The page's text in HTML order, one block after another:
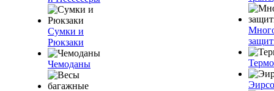
Сумки и
Рюкзаки
Чемоданы